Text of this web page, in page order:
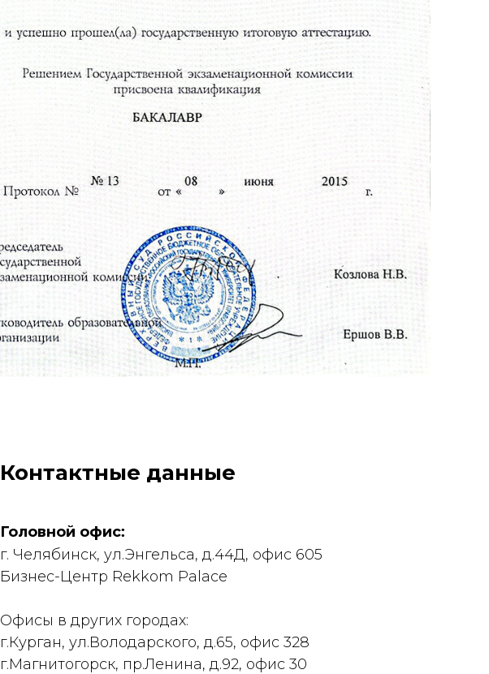
Контактные данные
Головной офис:
г. Челябинск, ул.Энгельса, д.44Д, офис 605
Бизнес-Центр Rekkom Palace
Офисы в других городах:
г.Курган, ул.Володарского, д.65, офис 328
г.Магнитогорск, пр.Ленина, д.92, офис 30